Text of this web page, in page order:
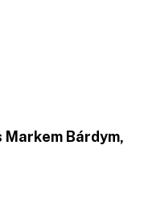
Markem Bárdym,